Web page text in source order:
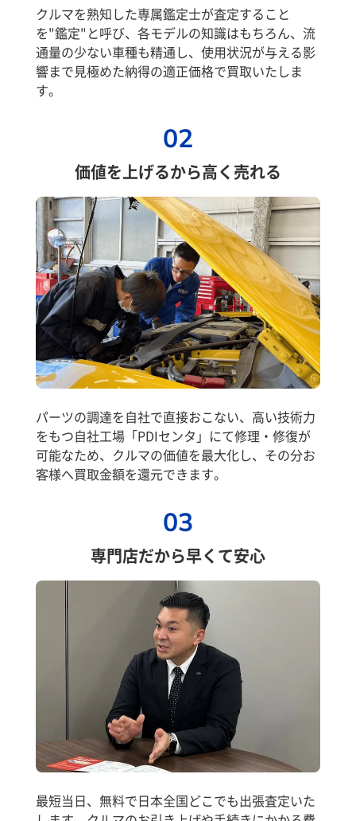
クルマを熟知した専属鑑定士が査定すること
を"鑑定"と呼び、各モデルの知識はもちろん、流
通量の少ない車種も精通し、使用状況が与える影
響まで見極めた納得の適正価格で買取いたしま
す。
02
価値を上げるから高く売れる
パーツの調達を自社で直接おこない、高い技術力
をもつ自社工場「PDIセンタ」にて修理・修復が
可能なため、クルマの価値を最大化し、その分お
客様へ買取金額を還元できます。
03
専門店だから早くて安心
最短当日、無料で日本全国どこでも出張査定いた